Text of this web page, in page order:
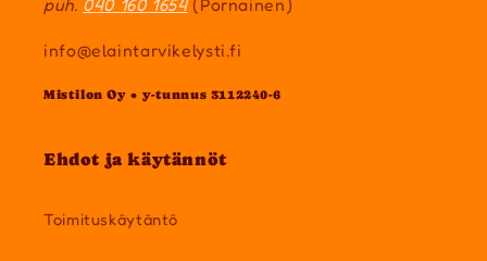
puh. 040 160 1654(Pornainen)
info@elaintarvikelysti.fi
Mistilon Oy • y-tunnus 3112240-6
Ehdot ja käytännöt
Toimituskäytäntö